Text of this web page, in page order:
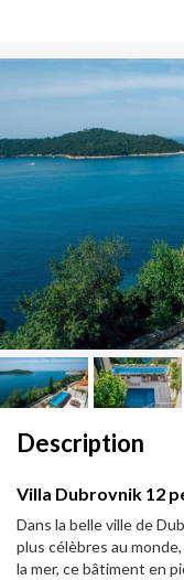
Description
Villa Dubrovnik 12
Dans la belle ville de
plus célèbres au
la mer, ce bâtiment en